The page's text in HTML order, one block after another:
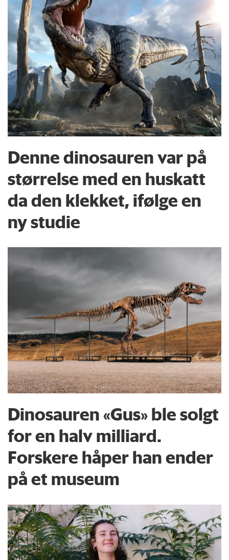
Denne dinosauren var på
størrelse med en huskatt
da den klekket, ifølge en
ny studie
Dinosauren «Gus» ble solgt
for en halv milliard.
Forskere håper han ender
på et museum